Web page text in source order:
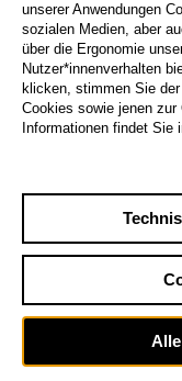
Spielplan
Sa
Sa 2.1.27
Sa 5.6.27
unserer Anwendungen
sozialen Medien, aber
über die Ergonomie
Nutzer*innenverhalten
klicken, stimmen Sie
Cookies sowie jenen
Informationen findet Sie